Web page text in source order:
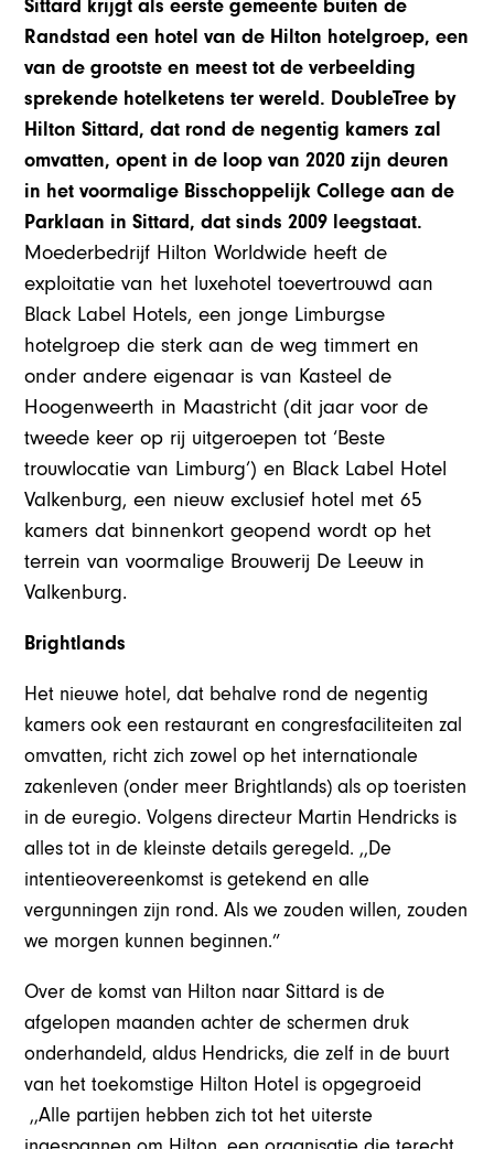
Sittard krijgt als eerste gemeente buiten de
Randstad een hotel van de Hilton hotelgroep, een
van de grootste en meest tot de verbeelding
sprekende hotelketens ter wereld. DoubleTree by
Hilton Sittard, dat rond de negentig kamers zal
omvatten, opent in de loop van 2020 zijn deuren
in het voormalige Bisschoppelijk College aan de
Parklaan in Sittard, dat sinds 2009 leegstaat.
Moederbedrijf Hilton Worldwide heeft de
exploitatie van het luxehotel toevertrouwd aan
Black Label Hotels, een jonge Limburgse
hotelgroep die sterk aan de weg timmert en
onder andere eigenaar is van Kasteel de
Hoogenweerth in Maastricht (dit jaar voor de
tweede keer op rij uitgeroepen tot ‘Beste
trouwlocatie van Limburg’) en Black Label Hotel
Valkenburg, een nieuw exclusief hotel met 65
kamers dat binnenkort geopend wordt op het
terrein van voormalige Brouwerij De Leeuw in
Valkenburg.
Brightlands
Het nieuwe hotel, dat behalve rond de negentig
kamers ook een restaurant en congresfaciliteiten zal
omvatten, richt zich zowel op het internationale
zakenleven (onder meer Brightlands) als op toeristen
in de euregio. Volgens directeur Martin Hendricks is
alles tot in de kleinste details geregeld. ,,De
intentieovereenkomst is getekend en alle
vergunningen zijn rond. Als we zouden willen, zouden
we morgen kunnen beginnen.”
Over de komst van Hilton naar Sittard is de
afgelopen maanden achter de schermen druk
onderhandeld, aldus Hendricks, die zelf in de buurt
van het toekomstige Hilton Hotel is opgegroeid
,,Alle partijen hebben zich tot het uiterste